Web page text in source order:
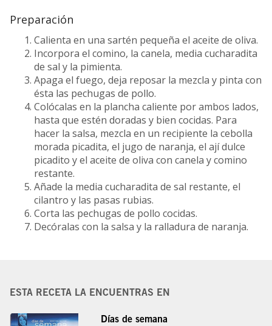
Preparación
Calienta en una sartén pequeña el aceite de oliva.
Incorpora el comino, la canela, media cucharadita
de sal y la pimienta.
Apaga el fuego, deja reposar la mezcla y pinta con
ésta las pechugas de pollo.
Colócalas en la plancha caliente por ambos lados,
hasta que estén doradas y bien cocidas. Para
hacer la salsa, mezcla en un recipiente la cebolla
morada picadita, el jugo de naranja, el ají dulce
picadito y el aceite de oliva con canela y comino
restante.
Añade la media cucharadita de sal restante, el
cilantro y las pasas rubias.
Corta las pechugas de pollo cocidas.
Decóralas con la salsa y la ralladura de naranja.
ESTA RECETA LA ENCUENTRAS EN
Días de semana